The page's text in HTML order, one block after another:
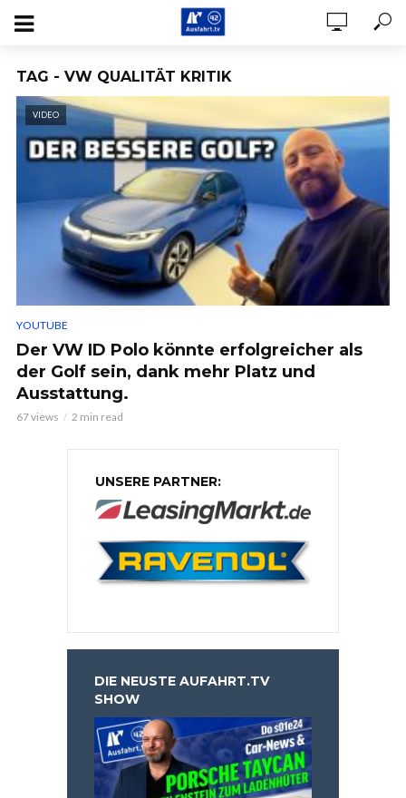
TAG - VW QUALITÄT KRITIK
VIDEO
YOUTUBE
Der VW ID Polo könnte erfolgreicher als
der Golf sein, dank mehr Platz und
Ausstattung.
67 views 2 min read
UNSERE PARTNER:
DIE NEUSTE AUFAHRT.TV
SHOW